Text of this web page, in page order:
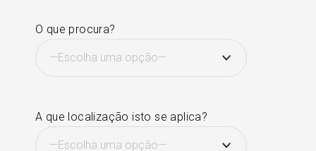
O que procura?
A que localização isto se aplica?